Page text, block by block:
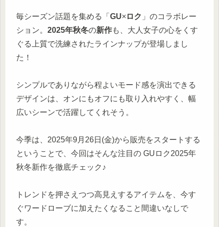
毎シーズン話題を集める「 GU× ロク 」のコラボレー
ション。 2025年秋冬の新作も、大人女子の心をくす
ぐる上質で洗練されたラインナップが登場しまし
た！
シンプルでありながら程よいモード感を演出できる
デザインは、オンにもオフにも取り入れやすく、幅
広いシーンで活躍してくれそう。
今季は、2025年9月26日(金)から販売をスタートする
ということで、今回はそんな注目の GUロク2025年
秋冬新作を徹底チェック♪
トレンドを押さえつつ高見えするアイテムを、今す
ぐワードローブに加えたくなること間違いなしで
す。